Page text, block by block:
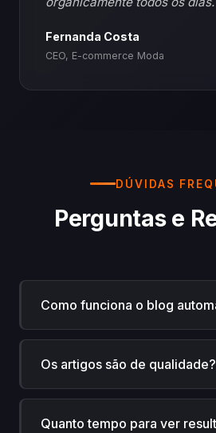
Fernanda Costa
CEO, E-commerce Moda
DÚVIDAS
Perguntas e
Como funciona o blog
Os artigos são de qualidade?
Quanto tempo para ver